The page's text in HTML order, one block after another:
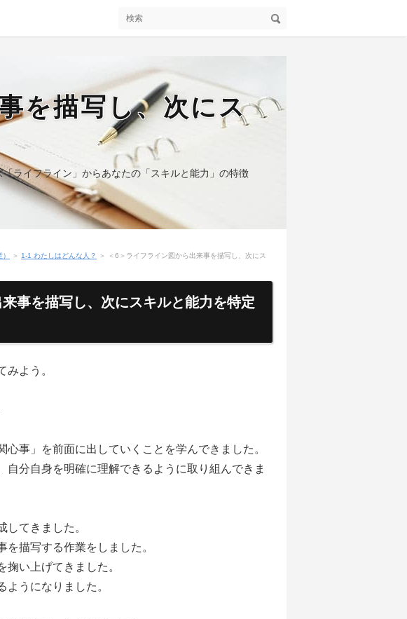
を描写し、次にス
ライフライン」からあなたの「スキルと能力」の特徴
＞ 1-1 わたしはどんな人？
＞ ＜6＞ライフライン図から出来事を描写し、次にス
事を描写し、次にスキルと能力を特定
みよう。
事」を前面に出していくことを学んできました。
自分自身を明確に理解できるように取り組んできま
してきました。
描写する作業をしました。
い上げてきました。
ようになりました。